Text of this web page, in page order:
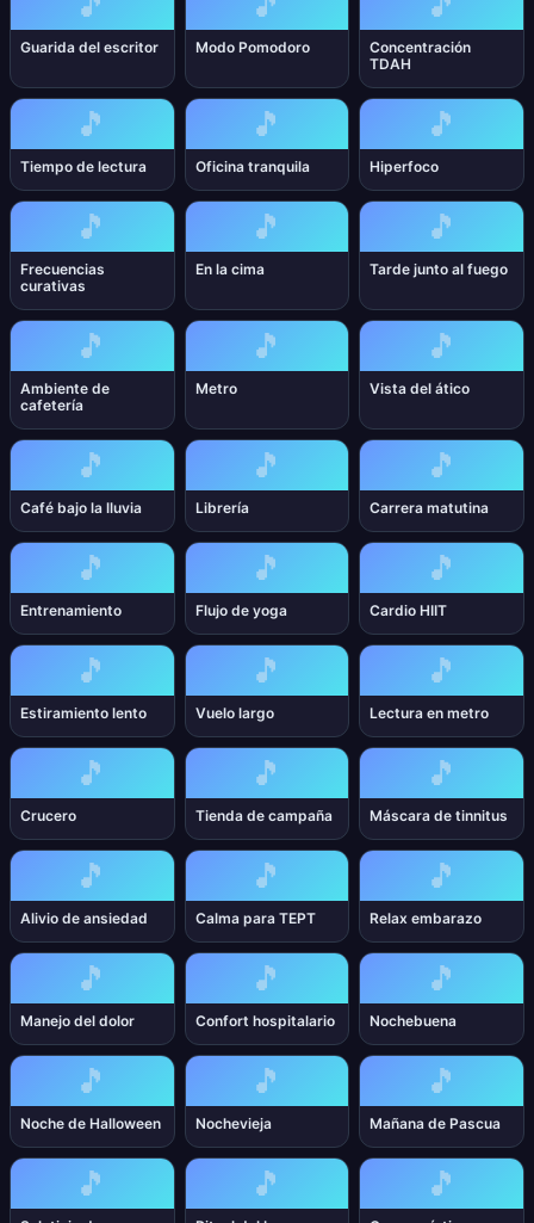
Guarida del escritor Modo Pomodoro
Concentración
TDAH
🎵
Tiempo de lectura
🎵
Oficina tranquila
🎵
Hiperfoco
🎵
Frecuencias
curativas
🎵
En la cima
🎵
Tarde junto al fuego
🎵
Ambiente de
cafetería
🎵
Metro
🎵
Vista del ático
🎵
Café bajo la lluvia
🎵
Librería
🎵
Carrera matutina
🎵
Entrenamiento
🎵
Flujo de yoga
🎵
Cardio HIIT
🎵
Estiramiento lento
🎵
Vuelo largo
🎵
Lectura en metro
🎵
Crucero
🎵
Tienda de campaña
🎵
Máscara de tinnitus
🎵
Alivio de ansiedad
🎵
Calma para TEPT
🎵
Relax embarazo
🎵
Manejo del dolor
🎵
Confort hospitalario
🎵
Nochebuena
🎵
Noche de Halloween
🎵
Nochevieja
🎵
Mañana de Pascua
🎵 🎵 🎵